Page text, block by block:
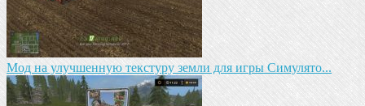
Мод на улучшенную текстуру земли для игры Симулято...